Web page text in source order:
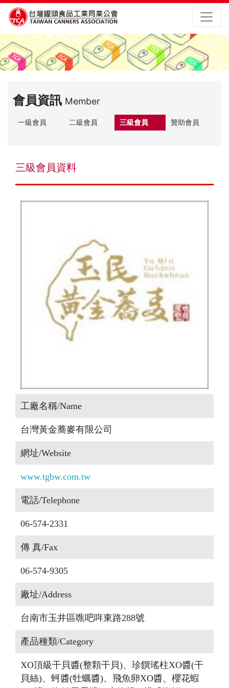
會員資訊 Member
一級會員 二級會員 三級會員 贊助會員
三級會員資料
工廠名稱/Name
台灣黃金蕎麥有限公司
網址/Website
www.tgbw.com.tw
電話/Telephone
06-574-2331
傳 真/Fax
06-574-9305
廠址/Address
台南市玉井區噍吧哖東路288號
產品種類/Category
XO頂級干貝醬(整顆干貝)、珍饌瑤柱XO醬(干
貝絲)、蚵醬(牡蠣醬)、飛魚卵XO醬、櫻花蝦